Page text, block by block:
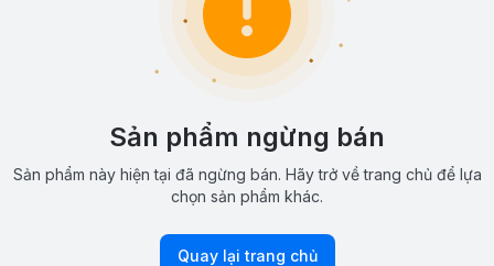
Sản phẩm ngừng bán
Sản phẩm này hiện tại đã ngừng bán. Hãy trở về trang chủ để lựa
chọn sản phẩm khác.
Quay lại trang chủ